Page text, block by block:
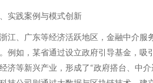
实践案例与模式创新
江、广东等经济活跃地区，金融中介服
例如，某省通过设立政府引导基金，吸
济等新兴产业，形成了“政府搭台、中